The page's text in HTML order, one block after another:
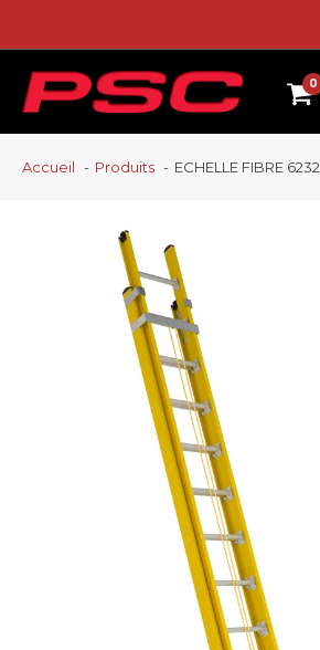
Accueil Produits ECHELLE FIBRE 6232